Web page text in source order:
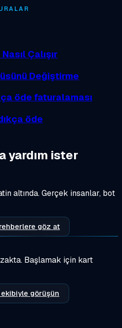
Çalışır
Değiştirme
öde faturalaması
öde
yardım ister
altında. Gerçek insanlar, bot
göz at
Başlamak için kart
ekibiyle görüşün